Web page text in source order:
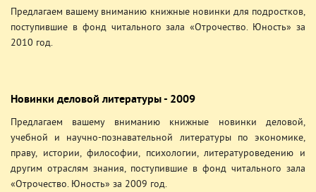
Предлагаем вашему вниманию книжные новинки для подростков,
поступившие в фонд читального зала «Отрочество. Юность» за
2010 год.
Новинки деловой литературы - 2009
Предлагаем вашему вниманию книжные новинки деловой,
учебной и научно-познавательной литературы по экономике,
праву, истории, философии, психологии, литературоведению и
другим отраслям знания, поступившие в фонд читального зала
«Отрочество. Юность» за 2009 год.